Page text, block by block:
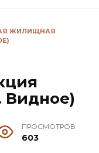
ЖИЛИЩНАЯ
Видное)
ПРОСМОТРОВ
603